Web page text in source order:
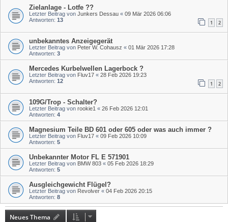
Zielanlage - Lotfe ??
Letzter Beitrag von Junkers Dessau « 09 Mär 2026 06:06
Antworten: 13 1 2
unbekanntes Anzeigegerät
Letzter Beitrag von Peter W. Cohausz « 01 Mär 2026 17:28
Antworten: 3
Mercedes Kurbelwellen Lagerbock ?
Letzter Beitrag von Fluv17 « 28 Feb 2026 19:23
Antworten: 12 1 2
109G/Trop - Schalter?
Letzter Beitrag von rookie1 « 26 Feb 2026 12:01
Antworten: 4
Magnesium Teile BD 601 oder 605 oder was auch immer ?
Letzter Beitrag von Fluv17 « 09 Feb 2026 10:09
Antworten: 5
Unbekannter Motor FL E 571901
Letzter Beitrag von BMW 803 « 05 Feb 2026 18:29
Antworten: 5
Ausgleichgewicht Flügel?
Letzter Beitrag von Revolver « 04 Feb 2026 20:15
Antworten: 8
Neues Thema